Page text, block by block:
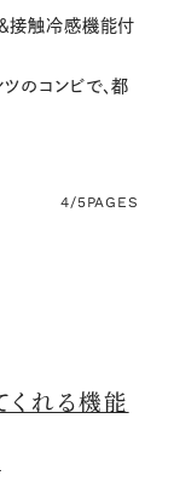
＆接触冷感機能付
のコンビで、都
4/5PAGES
れる機能